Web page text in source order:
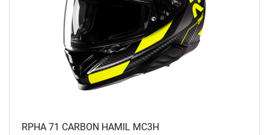
RPHA 71 CARBON HAMIL MC3H